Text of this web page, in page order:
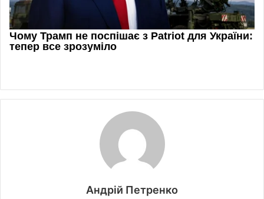
Андрій Петренко